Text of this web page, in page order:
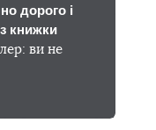
дорого і
книжки
ви не